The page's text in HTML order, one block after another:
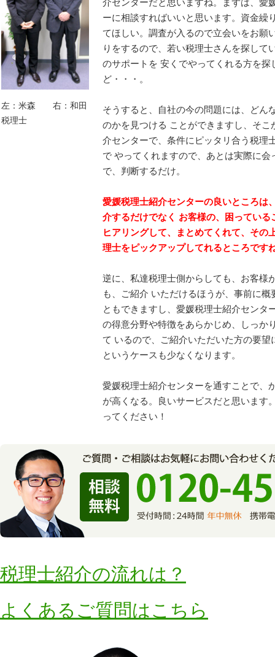
左：米森 右：和田
税理士
介センターだと思いますね。まずは、愛
ーに相談すればいいと思います。資金繰
てほしい。調査が入るので立会いをお願
りをするので、若い税理士さんを探して
のサポートを 安くでやってくれる方を探
ど・・・。
そうすると、自社の今の問題には、どん
のかを見つける ことができますし、そこ
介センターで、条件にピッタリ合う税理
で やってくれますので、あとは実際に会
で、判断するだけ。
愛媛税理士紹介センターの良いところは
介するだけでなく お客様の、困っている
ヒアリングして、まとめてくれて、その
理士をピックアップしてれるところです
逆に、私達税理士側からしても、お客様
も、ご紹介 いただけるほうが、事前に概
ともできますし、愛媛税理士紹介センタ
の得意分野や特徴をあらかじめ、しっか
て いるので、ご紹介いただいた方の要望
というケースも少なくなります。
愛媛税理士紹介センターを通すことで、
が高くなる。良いサービスだと思います
ってください！
税理士紹介の流れは？
よくあるご質問はこちら